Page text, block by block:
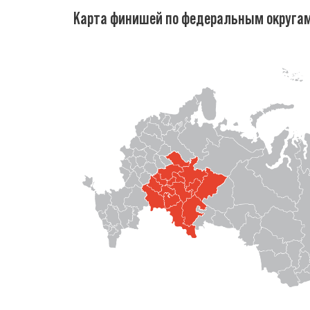
Карта финишей по федеральным